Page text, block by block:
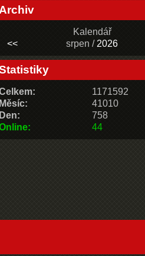
Kalendář
<<
srpen / 2026
44
1171592
Měsíc:
41010
Den:
758